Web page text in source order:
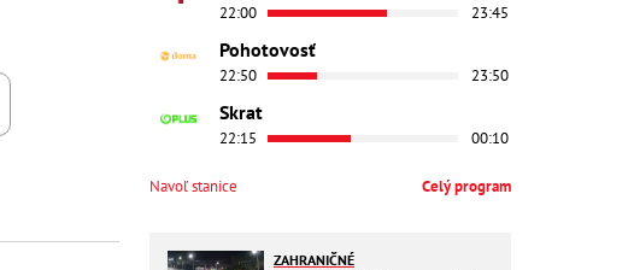
22:00 23:45
Pohotovosť
22:50 23:50
Skrat
22:15 00:10
Navoľ stanice Celý program
ZAHRANIČNÉ